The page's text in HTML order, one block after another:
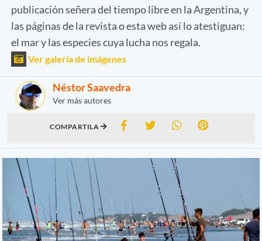
publicación señera del tiempo libre en la Argentina, y
las páginas de la revista o esta web así lo atestiguan:
el mar y las especies cuya lucha nos regala.
Ver galería de imágenes
Néstor Saavedra
Ver más autores
COMPARTILA